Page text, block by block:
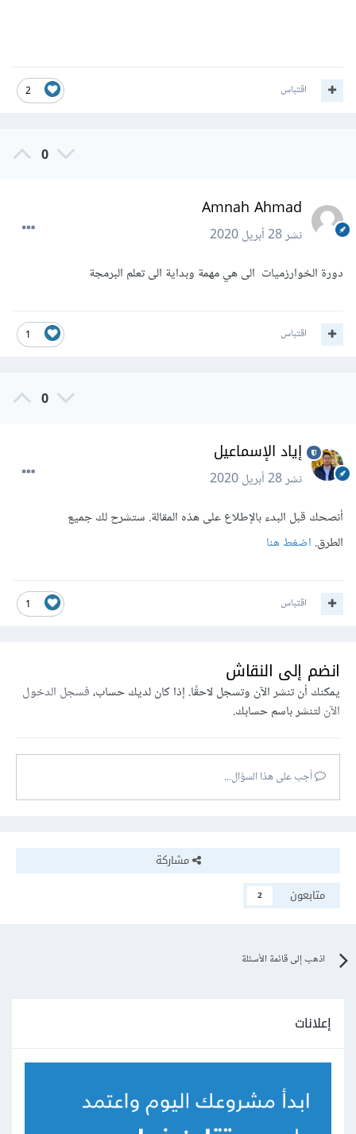
2 اقتباس
0
Amnah Ahmad
نشر28 أبريل 2020
دورة الخوارزميات الى هي مهمة وبداية الى تعلم البرمجة
1 اقتباس
0
إياد الإسماعيل
نشر28 أبريل 2020
أنصحك قبل البدء بالإطلاع على هذه المقالة. ستشرح لك جميع
الطرق. اضغط هنا
1 اقتباس
انضم إلى النقاش
يمكنك أن تنشر الآن وتسجل لاحقًا. إذا كان لديك حساب،فسجل الدخول
الآنلتنشر باسم حسابك.
أجب على هذا السؤال...
مشاركة
متابعون
2
اذهب إلى قائمة الأسئلة
إعلانات